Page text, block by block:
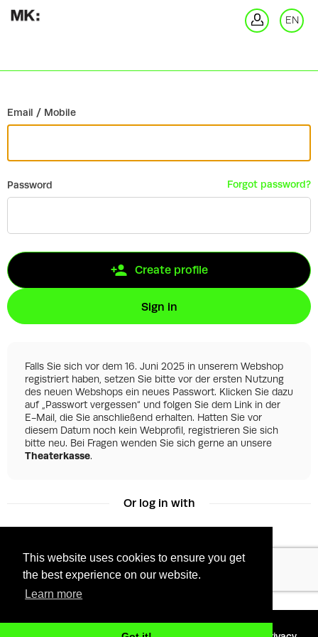
This website uses cookies to ensure you get
the best experience on our website.
Learn more
EN
Email / Mobile
Password Forgot password?
Create profile
Sign in
Falls Sie sich vor dem 16. Juni 2025 in unserem Webshop
registriert haben, setzen Sie bitte vor der ersten Nutzung
des neuen Webshops ein neues Passwort. Klicken Sie dazu
auf „Passwort vergessen“ und folgen Sie dem Link in der
E-Mail, die Sie anschließend erhalten. Hatten Sie vor
diesem Datum noch kein Webprofil, registrieren Sie sich
bitte neu. Bei Fragen wenden Sie sich gerne an unsere
Theaterkasse.
Or log in with
Facebook